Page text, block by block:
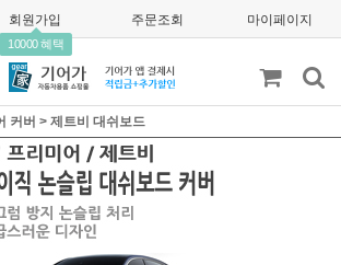
회원가입
10000 혜택
주문조회 마이페이지
커버 > 제트비 대쉬보드